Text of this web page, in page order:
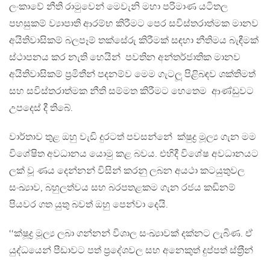
ලංකාවේ නීති රාමුවෙන් මෙවැනි මහා පරිමාණ යටිතල
පහසුකම් ව්‍යාපාති ආරම්භ කිරීමට පෙර සවිස්තරාත්මක මානව
අයිතිවාසිකම් බලපෑම් තක්සේරු කිරීමක් සඳහා නීතිමය බැඳීමක්
ස්ථාපනය කර නැති හෙයින් පවතින අන්තර්ජාතික මානව
අයිතිවාසිකම් ප‍්‍රමිතීන් පදනම්ව මෙම ගැටලූ පිළිබඳව ශක්තිමත්
සහ සවිස්තරාත්මක නීති සම්මත කිරීමට හෙතෙම ආණ්ඩුවට
උපදෙස් දී තිබේ.
වාර්තාව තුළ ඔහු වැඩි දුරටත් පවසන්නේ ක්ෂුද්‍ර මූල්‍ය ගැන මම
විශේෂිත අවධානය යොමු කළ බවය. එහිදී විශේෂ අවධානයට
ලක් වූ ණය දෙන්නන් විසින් කරනු ලබන අයථා කටයුතුවල
සංඛ්‍යාව, බහුලත්වය සහ බරපතළකම ගැන රජය කඩිනම්
පියවර ගත යුතු බවත් ඔහු පෙන්වා දෙයි.
‘‘ක්ෂූද්‍ර මූල්‍ය ලබා ගන්නන් විශාල සංඛ්‍යාවක් දක්නට ලැබිණ. ඒ
යුද්ධයෙන් පීඩාවට පත් ප‍්‍රදේශවල සහ අනෙකුත් දුප්පත් ස්ත‍්‍රීන්